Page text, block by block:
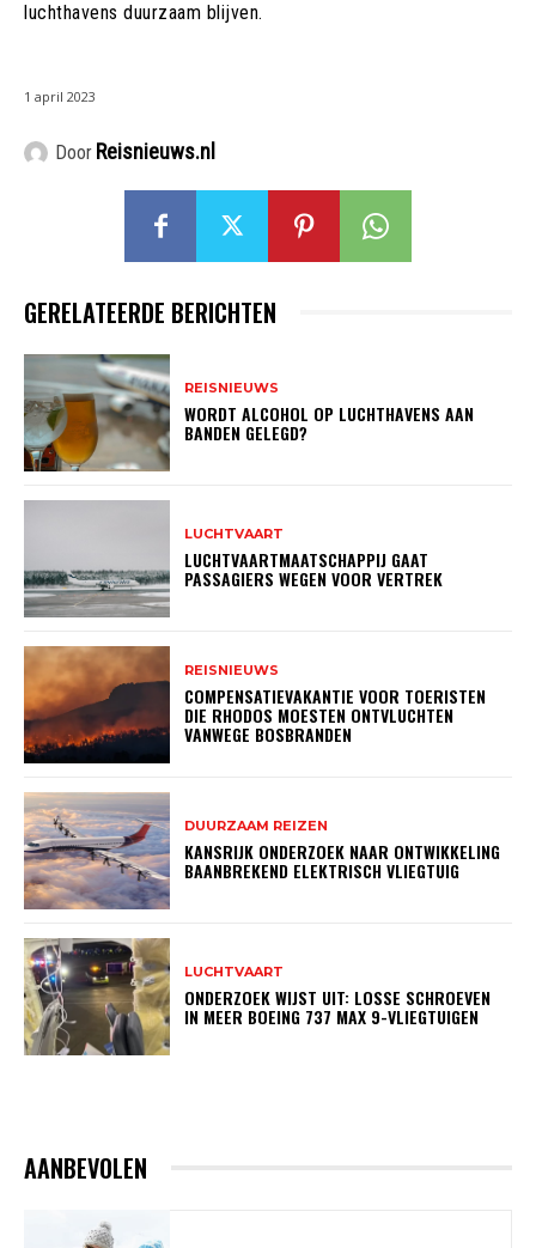
luchthavens duurzaam blijven.
1 april 2023
Door Reisnieuws.nl
GERELATEERDE BERICHTEN
REISNIEUWS
WORDT ALCOHOL OP LUCHTHAVENS AAN
BANDEN GELEGD?
LUCHTVAART
LUCHTVAARTMAATSCHAPPIJ GAAT
PASSAGIERS WEGEN VOOR VERTREK
REISNIEUWS
COMPENSATIEVAKANTIE VOOR TOERISTEN
DIE RHODOS MOESTEN ONTVLUCHTEN
VANWEGE BOSBRANDEN
DUURZAAM REIZEN
KANSRIJK ONDERZOEK NAAR ONTWIKKELING
BAANBREKEND ELEKTRISCH VLIEGTUIG
LUCHTVAART
ONDERZOEK WIJST UIT: LOSSE SCHROEVEN
IN MEER BOEING 737 MAX 9-VLIEGTUIGEN
AANBEVOLEN